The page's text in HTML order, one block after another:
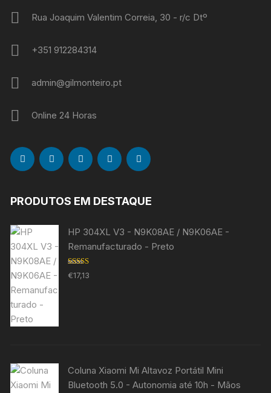
Rua Joaquim Valentim Correia, 30 - r/c Dtº
+351 912284314
admin@gilmonteiro.pt
Online 24 Horas
PRODUTOS EM DESTAQUE
HP 304XL V3 - N9K08AE / N9K06AE -
Remanufacturado - Preto
Avaliação
5.00 de 5
€17,13
Coluna Xiaomi Mi Altavoz Portátil Mini
Bluetooth 5.0 - Autonomia até 10h - Mãos